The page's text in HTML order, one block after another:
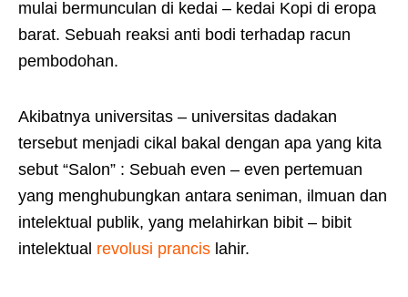
mulai bermunculan di kedai – kedai Kopi di eropa
barat. Sebuah reaksi anti bodi terhadap racun
pembodohan.
Akibatnya universitas – universitas dadakan
tersebut menjadi cikal bakal dengan apa yang kita
sebut “Salon” : Sebuah even – even pertemuan
yang menghubungkan antara seniman, ilmuan dan
intelektual publik, yang melahirkan bibit – bibit
intelektual revolusi prancis lahir.